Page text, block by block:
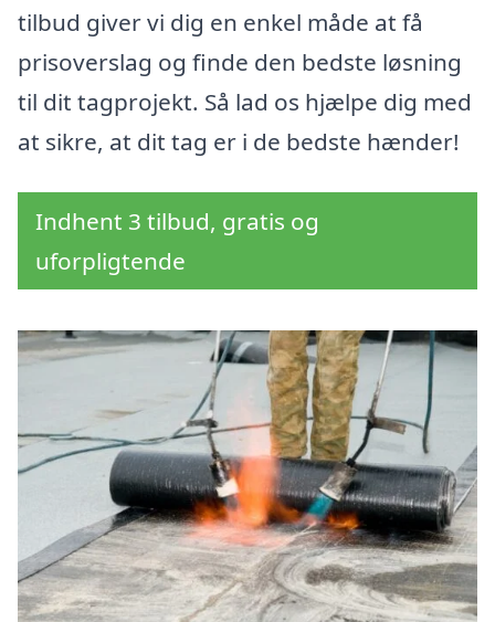
tilbud giver vi dig en enkel måde at få
prisoverslag og finde den bedste løsning
til dit tagprojekt. Så lad os hjælpe dig med
at sikre, at dit tag er i de bedste hænder!
Indhent 3 tilbud, gratis og
uforpligtende